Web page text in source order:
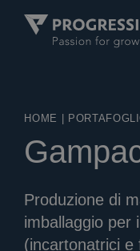
HOME
Produzione di
imballaggio per
(incartonatrici e